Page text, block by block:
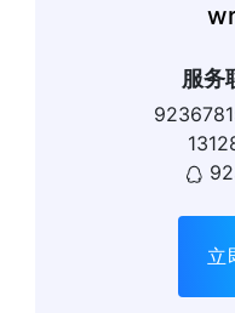
服务
立